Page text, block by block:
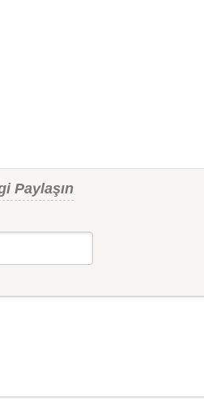
Paylaşın